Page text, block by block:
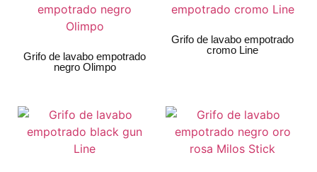
Grifo de lavabo empotrado
negro Olimpo
Grifo de lavabo empotrado
cromo Line